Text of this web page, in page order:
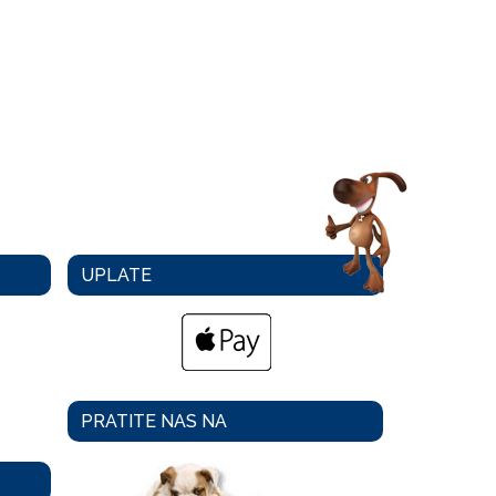
UPLATE
PRATITE NAS NA